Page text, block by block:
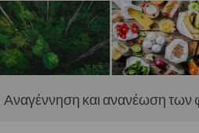
Αναγέννηση και ανανέωση